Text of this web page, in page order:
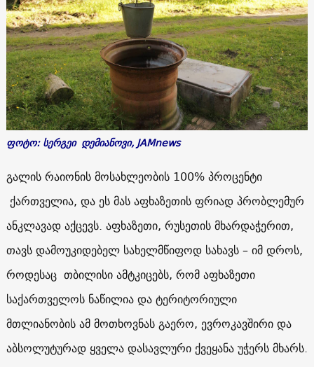
ფოტო: სერგეი დემიანოვი, JAMnews
გალის რაიონის მოსახლეობის 100% პროცენტი
ქართველია, და ეს მას აფხაზეთის ფრიად პრობლემურ
ანკლავად აქცევს. აფხაზეთი, რუსეთის მხარდაჭერით,
თავს დამოუკიდებელ სახელმწიფოდ სახავს – იმ დროს,
როდესაც თბილისი ამტკიცებს, რომ აფხაზეთი
საქართველოს ნაწილია და ტერიტორიული
მთლიანობის ამ მოთხოვნას გაერო, ევროკავშირი და
აბსოლუტურად ყველა დასავლური ქვეყანა უჭერს მხარს.